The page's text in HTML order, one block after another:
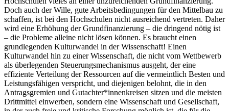
Doch auch der Wille, gute Arbeitsbedingungen für den Mittelbau zu
schaffen, ist bei den Hochschulen nicht ausreichend vertreten. Daher
wird eine Erhöhung der Grundfinanzierung – die dringend nötig ist
– die Probleme alleine nicht lösen können. Es braucht einen
grundlegenden Kulturwandel in der Wissenschaft! Einen
Kulturwandel hin zu einer Wissenschaft, die nicht vom Wettbewerb
als überlegenden Steuerungsmechanismus ausgeht, der eine
effiziente Verteilung der Ressourcen auf die vermeintlich Besten und
Leistungsfähigen verspricht, und diejenigen belohnt, die in den
Antragsgremien und Gutachter*innenkreisen sitzen und die meisten
Drittmittel einwerben, sondern eine Wissenschaft und Gesellschaft,